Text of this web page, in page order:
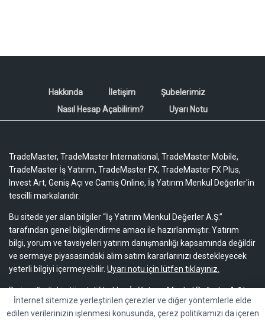
Hakkında İletişim
Şubelerimiz
Nasıl Hesap Açabilirim?
Uyarı Notu
TradeMaster, TradeMaster International, TradeMaster Mobile,
TradeMaster İş Yatırım, TradeMaster FX, TradeMaster FX Plus,
Invest Art, Geniş Açı ve Camiş Online, İş Yatırım Menkul Değerler'in
tescilli markalarıdır.
Bu sitede yer alan bilgiler “İş Yatırım Menkul Değerler A.Ş.”
tarafından genel bilgilendirme amacı ile hazırlanmıştır. Yatırım
bilgi, yorum ve tavsiyeleri yatırım danışmanlığı kapsamında değildir
ve sermaye piyasasındaki alım satım kararlarınızı destekleyecek
yeterli bilgiyi içermeyebilir. Uyarı notu için lütfen tıklayınız.
Bu içeriğe ilişkin tüm telif hakları İş Yatırım Menkul Değerler A.Ş.’ye
aittir. Bu içerik, açık iznimiz olmaksızın başkaları tarafından
herhangi bir amaçla, kısmen veya tamamen çoğaltılamaz,
İnternet sitemize yerleştirilen çerezler ve diğer yöntemlerle elde
edilen verilerinizin işlenmesi konusunda, çerez politikamızı da içeren